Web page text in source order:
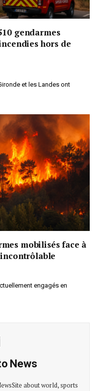
gendarmes
hors de
et les Landes ont
mobilisés face à
engagés en
News
about world, sports